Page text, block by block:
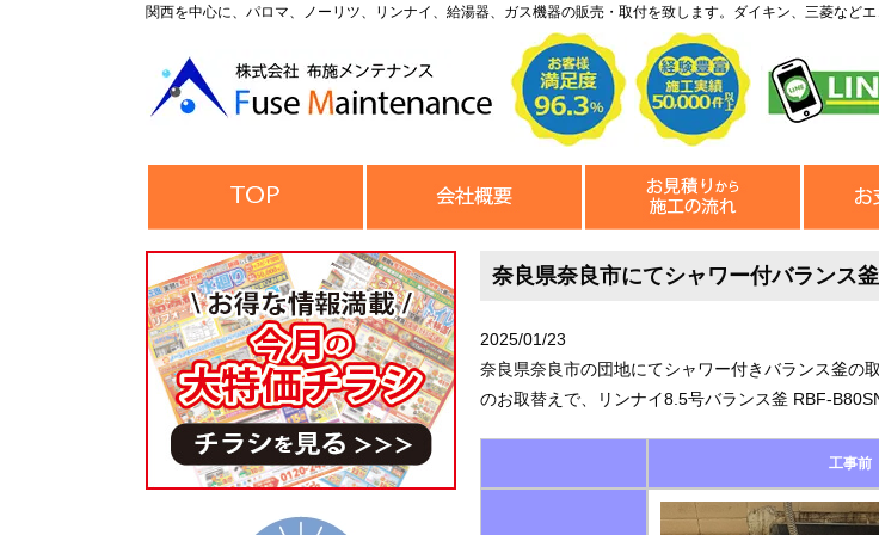
関西を中心に、パロマ、ノーリツ、リンナイ、給湯器、ガス機器の販売・取付を致します。ダイキン、三菱など
奈良県奈良市にてシャワー付バランス
2025/01/23
奈良県奈良市の団地にてシャワー付きバランス釜の
のお取替えで、リンナイ8.5号バランス釜 RBF-
工事前